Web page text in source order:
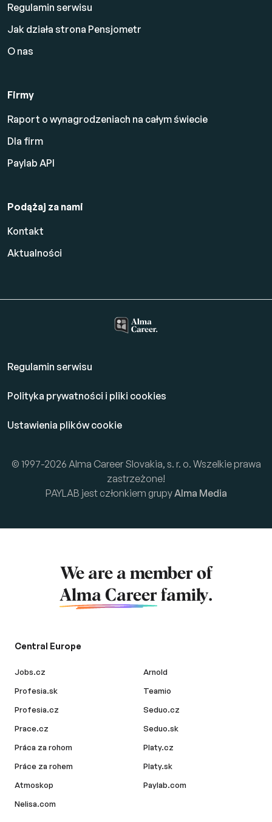
Regulamin serwisu
Jak działa strona Pensjometr
O nas
Firmy
Raport o wynagrodzeniach na całym świecie
Dla firm
Paylab API
Podążaj za nami
Kontakt
Aktualności
Regulamin serwisu
Polityka prywatności i pliki cookies
Ustawienia plików cookie
© 1997-2026 Alma Career Slovakia, s. r. o. Wszelkie prawa
zastrzeżone!
PAYLAB jest członkiem grupy Alma Media
We are a member of
Alma Career family.
Central Europe
Jobs.cz
Profesia.sk
Profesia.cz
Prace.cz
Práca za rohom
Práce za rohem
Atmoskop
Nelisa.com
Arnold
Teamio
Seduo.cz
Seduo.sk
Platy.cz
Platy.sk
Paylab.com